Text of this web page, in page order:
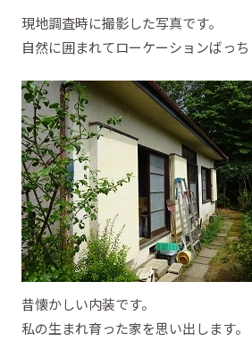
現地調査時に撮影した写真です。
自然に囲まれてローケーションばっち
昔懐かしい内装です。
私の生まれ育った家を思い出します。